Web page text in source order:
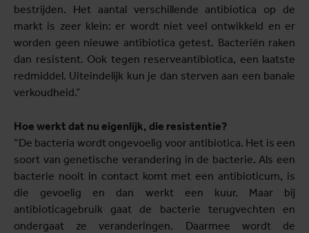
bestrijden. Het aantal verschillende antibiotica op de
markt is zeer klein: er wordt niet veel ontwikkeld en er
worden geen nieuwe antibiotica getest. Bacteriën raken
dan resistent. Ook tegen reserveantibiotica, een laatste
redmiddel. Uiteindelijk kun je dan sterven aan een banale
verkoudheid.”
Hoe werkt dat nu eigenlijk, die resistentie?
“De bacteria wordt ongevoelig voor antibiotica. Het is een
soort van genetische verandering in de bacterie. Als een
bacterie nooit in contact komt met een antibioticum, is
die gevoelig en dan werkt een kuur. Maar bij
antibioticagebruik gaat de bacterie terugvechten en
ondergaat ze veranderingen. Daarmee wordt de